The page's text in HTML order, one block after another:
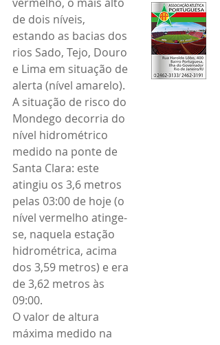
de dois níveis,
estando as bacias dos
rios Sado, Tejo, Douro
e Lima em situação de
alerta (nível amarelo).
A situação de risco do
Mondego decorria do
nível hidrométrico
medido na ponte de
Santa Clara: este
atingiu os 3,6 metros
pelas 03:00 de hoje (o
nível vermelho atinge-
se, naquela estação
hidrométrica, acima
dos 3,59 metros) e era
de 3,62 metros às
09:00.
O valor de altura
máxima medido na